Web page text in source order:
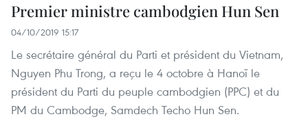
Premier ministre cambodgien Hun Sen
04/10/2019 15:17
Le secrétaire général du Parti et président du Vietnam,
Nguyen Phu Trong, a reçu le 4 octobre à Hanoï le
président du Parti du peuple cambodgien (PPC) et du
PM du Cambodge, Samdech Techo Hun Sen.